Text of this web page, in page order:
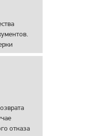
отказа